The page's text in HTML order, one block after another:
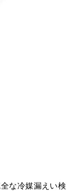
な冷媒漏えい検